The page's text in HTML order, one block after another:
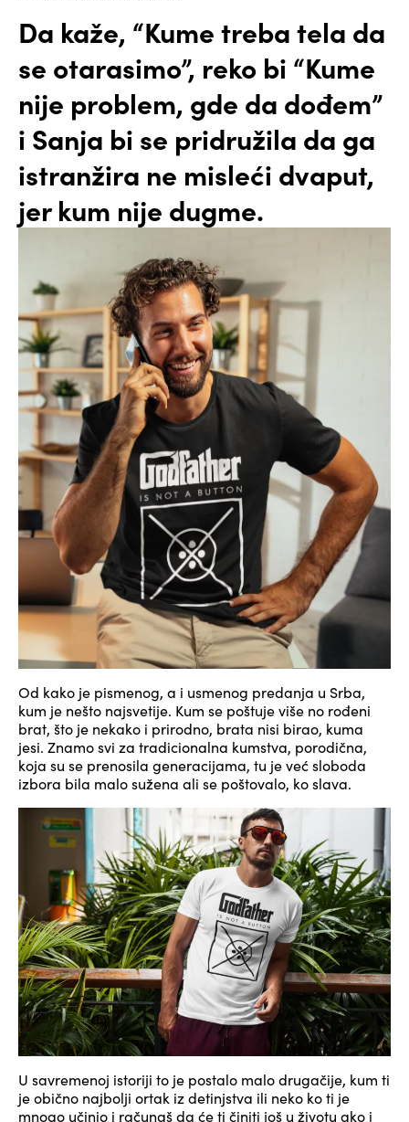
Da kaže, “Kume treba tela da
se otarasimo”, reko bi “Kume
nije problem, gde da dođem”
i Sanja bi se pridružila da ga
istranžira ne misleći dvaput,
jer kum nije dugme.
Od kako je pismenog, a i usmenog predanja u Srba,
kum je nešto najsvetije. Kum se poštuje više no rođeni
brat, što je nekako i prirodno, brata nisi birao, kuma
jesi. Znamo svi za tradicionalna kumstva, porodična,
koja su se prenosila generacijama, tu je već sloboda
izbora bila malo sužena ali se poštovalo, ko slava.
U savremenoj istoriji to je postalo malo drugačije, kum ti
je obično najbolji ortak iz detinjstva ili neko ko ti je
mnogo učinio i računaš da će ti činiti još u životu ako i